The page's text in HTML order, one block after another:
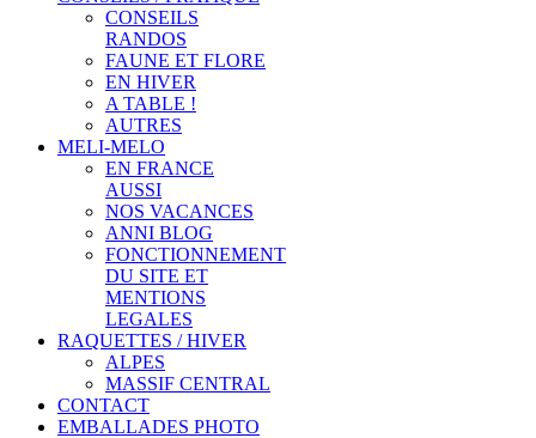
CONSEILS
RANDOS
FAUNE ET FLORE
EN HIVER
A TABLE !
AUTRES
MELI-MELO
EN FRANCE
AUSSI
NOS VACANCES
ANNI BLOG
FONCTIONNEMENT
DU SITE ET
MENTIONS
LEGALES
RAQUETTES / HIVER
ALPES
MASSIF CENTRAL
CONTACT
EMBALLADES PHOTO